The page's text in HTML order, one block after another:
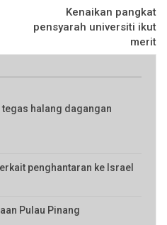
Kenaikan pangkat
pensyarah universiti ikut
merit
halang dagangan
penghantaran ke Israel
Pulau Pinang